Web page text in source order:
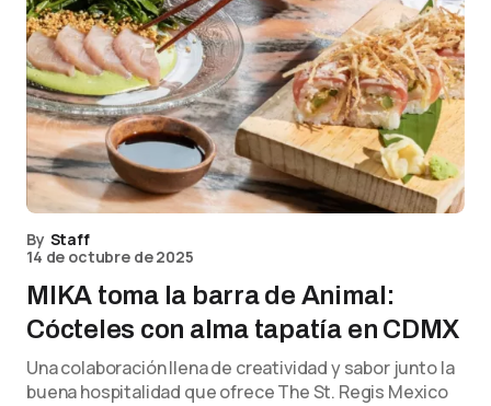
By Staff
14 de octubre de 2025
MIKA toma la barra de Animal:
Cócteles con alma tapatía en CDMX
Una colaboración llena de creatividad y sabor junto la
buena hospitalidad que ofrece The St. Regis Mexico